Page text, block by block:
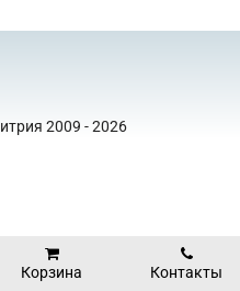
2009 - 2026
Корзина Контакты